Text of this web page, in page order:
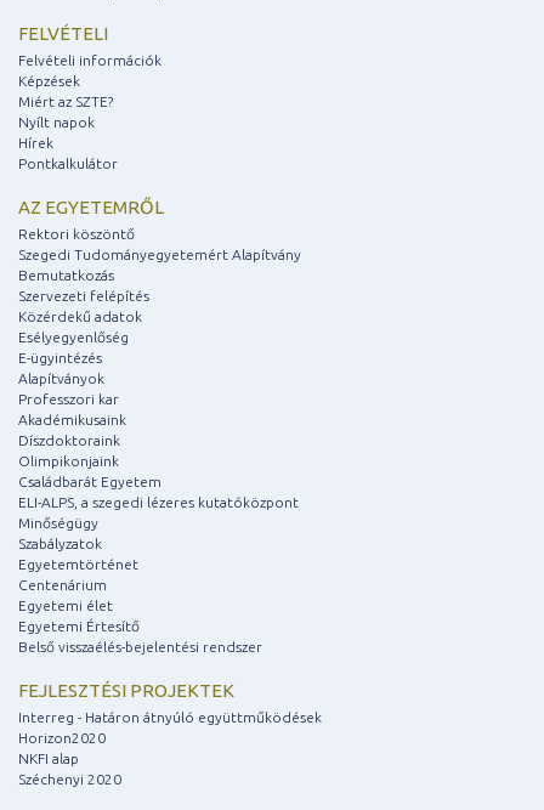
FELVÉTELI
Felvételi információk
Képzések
Miért az SZTE?
Nyílt napok
Hírek
Pontkalkulátor
AZ EGYETEMRŐL
Rektori köszöntő
Szegedi Tudományegyetemért Alapítvány
Bemutatkozás
Szervezeti felépítés
Közérdekű adatok
Esélyegyenlőség
E-ügyintézés
Alapítványok
Professzori kar
Akadémikusaink
Díszdoktoraink
Olimpikonjaink
Családbarát Egyetem
ELI-ALPS, a szegedi lézeres kutatóközpont
Minőségügy
Szabályzatok
Egyetemtörténet
Centenárium
Egyetemi élet
Egyetemi Értesítő
Belső visszaélés-bejelentési rendszer
FEJLESZTÉSI PROJEKTEK
Interreg - Határon átnyúló együttműködések
Horizon2020
NKFI alap
Széchenyi 2020